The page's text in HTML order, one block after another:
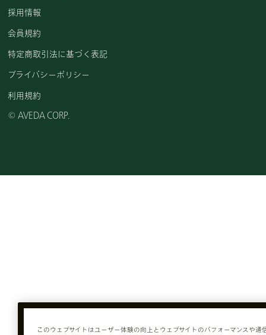
© AVEDA CORP.
利用規約
プライバシーポリシー
特定商取引法に基づく表記
会員規約
採用情報
このウェブサイトはユーザー体験の向上とウェブサイトのパフォーマンスや通